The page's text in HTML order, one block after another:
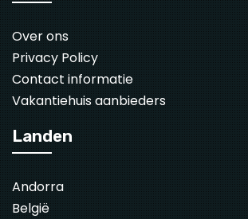
Over ons
Privacy Policy
Contact informatie
Vakantiehuis aanbieders
Landen
Andorra
België